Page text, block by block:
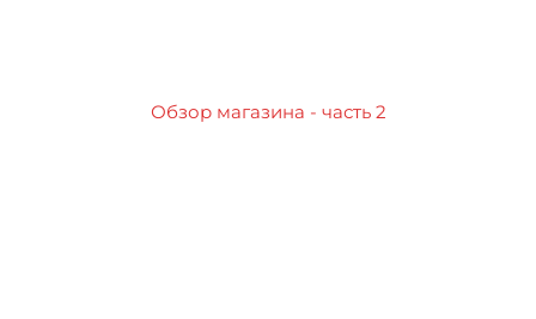
Обзор магазина - часть 2